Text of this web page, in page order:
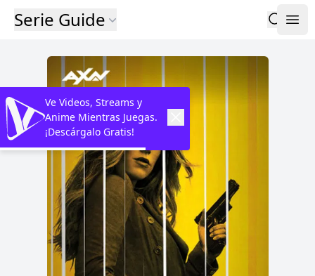
Serie Guide
Ve Videos, Streams y
Anime Mientras Juegas.
¡Descárgalo Gratis!